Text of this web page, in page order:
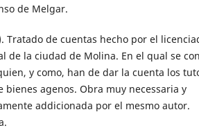
de Melgar.
Tratado de cuentas hecho por el
de la ciudad de Molina. En el qual se
y como, han de dar la cuenta los
agenos. Obra muy necessaria y
addicionada por el mesmo autor.